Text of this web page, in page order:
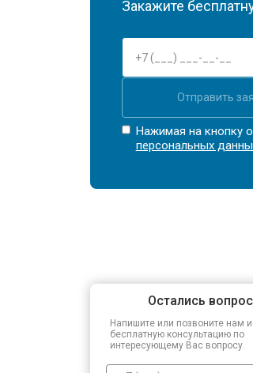
Закажите
Отправить
Нажимая на кнопку
персональных
Остались
Напишите или позвоните нам
бесплатную консультацию по
интересующему Вас вопросу.